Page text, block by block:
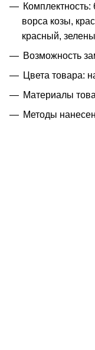
ворса козы,
красный,
Возможность
Цвета товара:
Материалы
Методы